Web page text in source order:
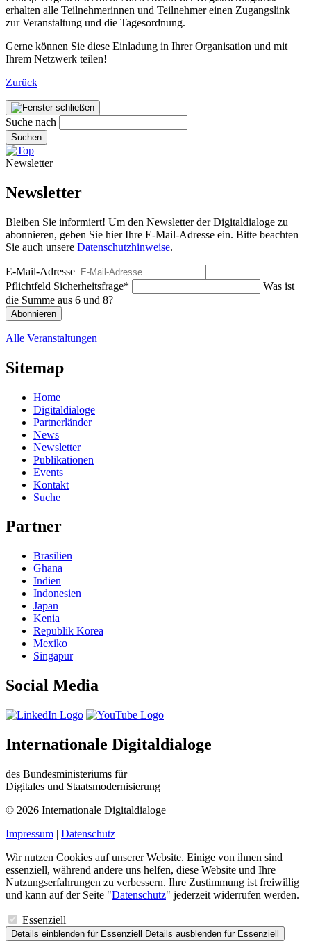
erhalten alle Teilnehmerinnen und Teilnehmer einen Zugangslink
zur Veranstaltung und die Tagesordnung.
Gerne können Sie diese Einladung in Ihrer Organisation und mit
Ihrem Netzwerk teilen!
Zurück
Suche nach
Suchen
Newsletter
Newsletter
Bleiben Sie informiert! Um den Newsletter der Digitaldialoge zu
abonnieren, geben Sie hier Ihre E-Mail-Adresse ein. Bitte beachten
Sie auch unsere Datenschutzhinweise.
E-Mail-Adresse
Pflichtfeld Sicherheitsfrage*
Was ist
die Summe aus 6 und 8?
Abonnieren
Alle Veranstaltungen
Sitemap
Home
Digitaldialoge
Partnerländer
News
Newsletter
Publikationen
Events
Kontakt
Suche
Partner
Brasilien
Ghana
Indien
Indonesien
Japan
Kenia
Republik Korea
Mexiko
Singapur
Social Media
Internationale Digitaldialoge
des Bundesministeriums für
Digitales und Staatsmodernisierung
© 2026 Internationale Digitaldialoge
Impressum | Datenschutz
Wir nutzen Cookies auf unserer Website. Einige von ihnen sind
essenziell, während andere uns helfen, diese Website und Ihre
Nutzungserfahrungen zu verbessern. Ihre Zustimmung ist freiwillig
und kann auf der Seite "Datenschutz" jederzeit widerrufen werden.
Essenziell
Details einblenden für Essenziell Details ausblenden für Essenziell